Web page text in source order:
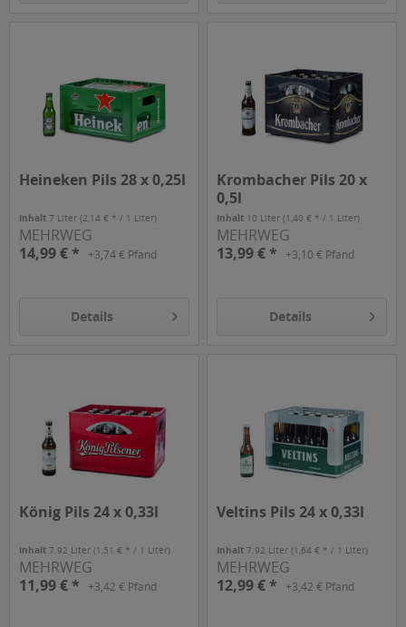
Heineken Pils 28 x 0,25l
Inhalt7 Liter(2,14 € * / 1 Liter)
MEHRWEG
14,99 € *
+3,74 € Pfand
Details
Krombacher Pils 20 x
0,5l
Inhalt 10 Liter(1,40 € * / 1 Liter)
MEHRWEG
13,99 € *
+3,10 € Pfand
Details
König Pils 24 x 0,33l
Inhalt7.92 Liter(1,51 € * / 1 Liter)
MEHRWEG
11,99 € *
+3,42 € Pfand
Veltins Pils 24 x 0,33l
Inhalt7.92 Liter(1,64 € * / 1 Liter)
MEHRWEG
12,99 € *
+3,42 € Pfand